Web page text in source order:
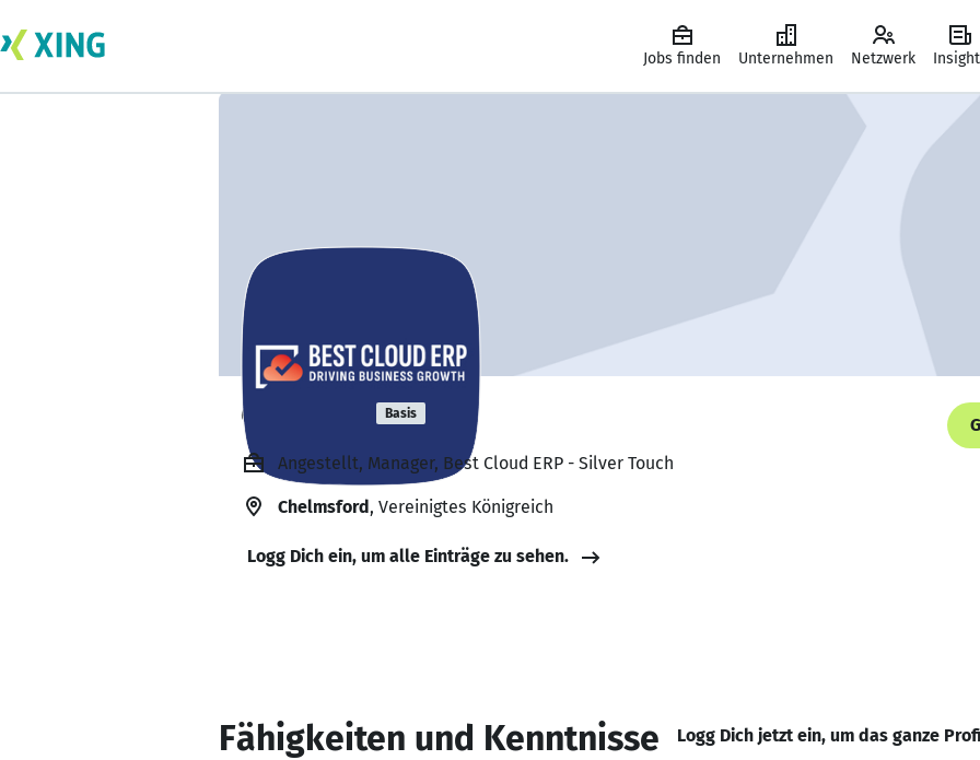
Jobs finden Unternehmen Netzwerk
odoo erp Basis
Angestellt, Manager, Best Cloud ERP - Silver Touch
Chelmsford, Vereinigtes Königreich
Logg Dich ein, um alle Einträge zu sehen.
Fähigkeiten und Kenntnisse Logg Dich jetzt ein, um das ganze